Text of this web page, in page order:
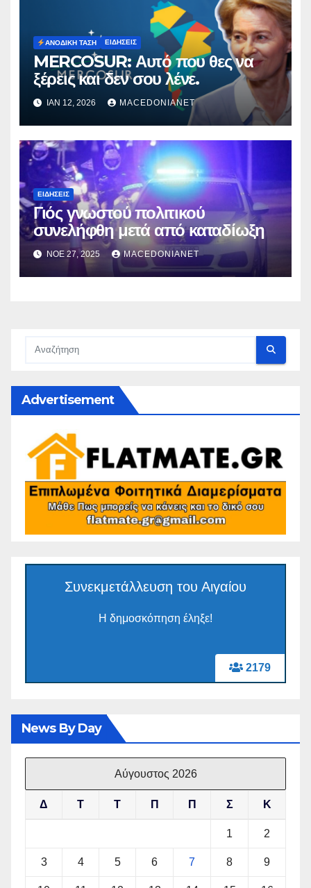
ΑΝΟΔΙΚΉ ΤΆΣΗ ΕΙΔΉΣΕΙΣ
MERCOSUR: Αυτό που θες να
ξέρεις και δεν σου λένε.
ΙΑΝ 12, 2026 MACEDONIANET
ΕΙΔΉΣΕΙΣ
Γιός γνωστού πολιτικού
συνελήφθη μετά από καταδίωξη
ΝΟΈ 27, 2025 MACEDONIANET
Advertisement
2179
Συνεκμετάλλευση του Αιγαίου
Η δημοσκόπηση έληξε!
News By Day
Αύγουστος 2026
Δ Τ Τ Π Π Σ Κ
1 2
3 4 5 6 7 8 9